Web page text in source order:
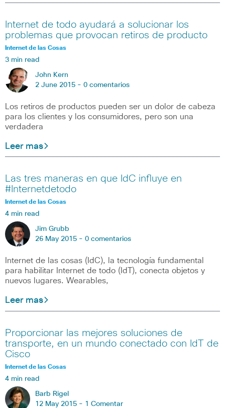
Internet de todo ayudará a solucionar los
problemas que provocan retiros de producto
Internet de las Cosas
3 min read
John Kern
2 June 2015 - 0 comentarios
Los retiros de productos pueden ser un dolor de cabeza
para los clientes y los consumidores, pero son una
verdadera
Leer mas
Las tres maneras en que IdC influye en
#Internetdetodo
Internet de las Cosas
4 min read
Jim Grubb
26 May 2015 - 0 comentarios
Internet de las cosas (IdC), la tecnología fundamental
para habilitar Internet de todo (IdT), conecta objetos y
nuevos lugares. Wearables,
Leer mas
Proporcionar las mejores soluciones de
transporte, en un mundo conectado con IdT de
Cisco
Internet de las Cosas
4 min read
Barb Rigel
12 May 2015 - 1 Comentar